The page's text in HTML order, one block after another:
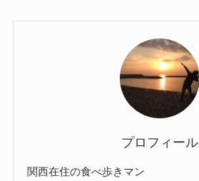
プロフィール
関西在住の食べ歩きマン